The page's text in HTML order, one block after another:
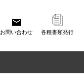
お問い合わせ 各種書類発行